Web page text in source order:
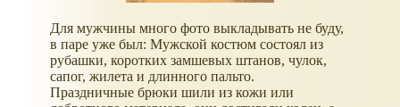
Для мужчины много фото выкладывать не буду,
в паре уже был: Мужской костюм состоял из
рубашки, коротких замшевых штанов, чулок,
сапог, жилета и длинного пальто.
Праздничные брюки шили из кожи или